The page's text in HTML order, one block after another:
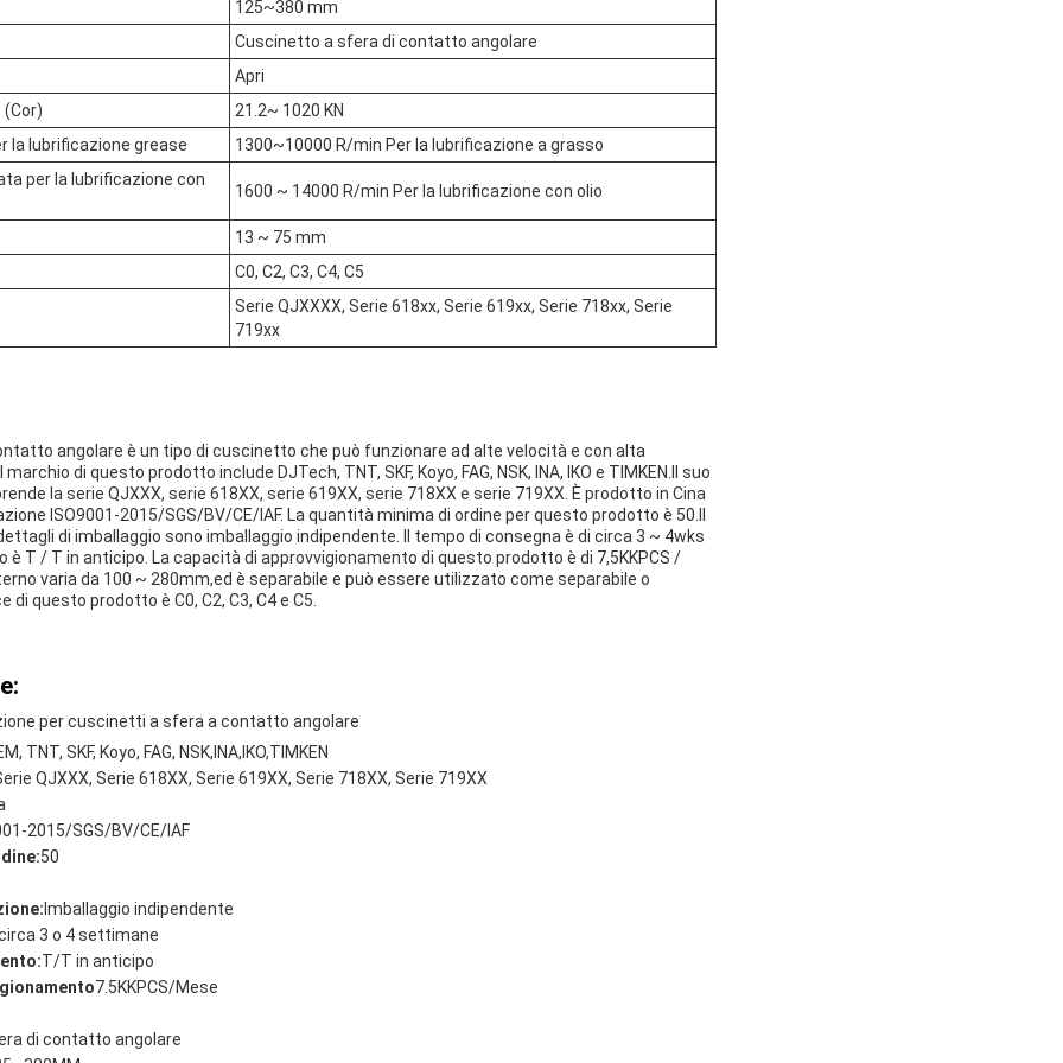
125~380 mm
Cuscinetto a sfera di contatto angolare
Apri
21.2~ 1020 KN
la lubrificazione grease
1300~10000 R/min Per la lubrificazione a grasso
per la lubrificazione con
1600 ~ 14000 R/min Per la lubrificazione con olio
13 ~ 75 mm
C0, C2, C3, C4, C5
Serie QJXXXX, Serie 618xx, Serie 619xx, Serie 718xx, Serie
719xx
angolare è un tipo di cuscinetto che può funzionare ad alte velocità e con alta
di questo prodotto include DJTech, TNT, SKF, Koyo, FAG, NSK, INA, IKO e TIMKEN.Il suo
la serie QJXXX, serie 618XX, serie 619XX, serie 718XX e serie 719XX. È prodotto in Cina
ISO9001-2015/SGS/BV/CE/IAF. La quantità minima di ordine per questo prodotto è 50.Il
di imballaggio sono imballaggio indipendente. Il tempo di consegna è di circa 3 ~ 4wks
è T / T in anticipo. La capacità di approvvigionamento di questo prodotto è di 7,5KKPCS /
varia da 100 ~ 280mm,ed è separabile e può essere utilizzato come separabile o
di questo prodotto è C0, C2, C3, C4 e C5.
per cuscinetti a sfera a contatto angolare
TNT, SKF, Koyo, FAG, NSK,INA,IKO,TIMKEN
QJXXX, Serie 618XX, Serie 619XX, Serie 718XX, Serie 719XX
2015/SGS/BV/CE/IAF
50
Imballaggio indipendente
3 o 4 settimane
T/T in anticipo
7.5KKPCS/Mese
di contatto angolare